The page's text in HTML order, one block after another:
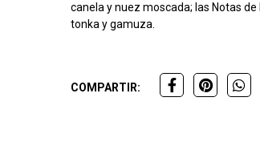
canela y nuez moscada; las Notas
tonka y gamuza.
COMPARTIR: